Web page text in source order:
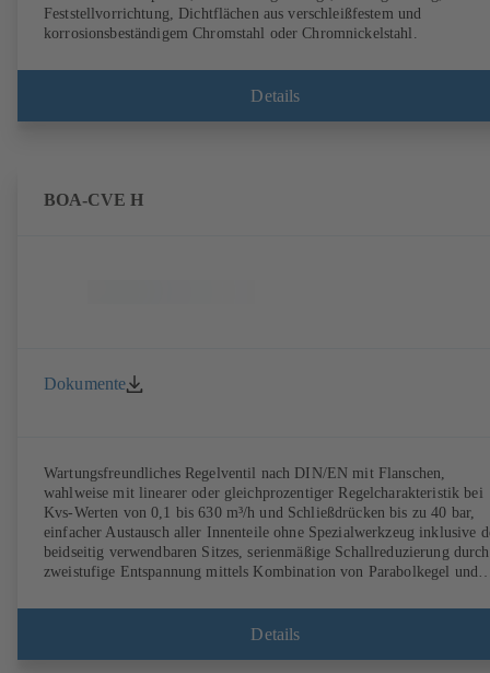
Feststellvorrichtung, Dichtflächen aus verschleißfestem und
korrosionsbeständigem Chromstahl oder Chromnickelstahl.
Details
BOA-CVE H
Dokumente
Wartungsfreundliches Regelventil nach DIN/EN mit Flanschen,
wahlweise mit linearer oder gleichprozentiger Regelcharakteristik bei
Kvs-Werten von 0,1 bis 630 m³/h und Schließdrücken bis zu 40 bar,
einfacher Austausch aller Innenteile ohne Spezialwerkzeug inklusive
beidseitig verwendbaren Sitzes, serienmäßige Schallreduzierung durch
zweistufige Entspannung mittels Kombination von Parabolkegel und
Details